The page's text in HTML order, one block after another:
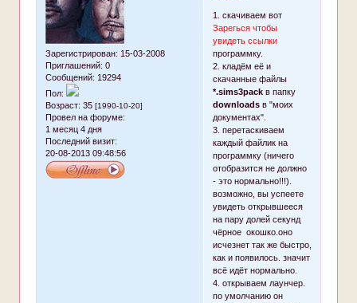
Зарегистрирован: 15-03-2008
Приглашений: 0
Сообщений: 19294
Пол:
Возраст: 35 [1990-10-20]
Провел на форуме:
1 месяц 4 дня
Последний визит:
20-08-2013 09:48:56
1. скачиваем вот
Зарегься чтобы
увидеть ссылки
программку.
2. кладём её и
скачанные файлы
*.sims3packв папку
downloadsв "моих
документах".
3. перетаскиваем
каждый файлик на
программку (ничего
отобразится не должно
- это нормально!!!).
возможно, вы успеете
увидеть открывшееся
на пару долей секунд
чёрное окошко.оно
исчезнет так же быстро,
как и появилось. значит
всё идёт нормально.
4. открываем лаунчер.
по умолчанию он